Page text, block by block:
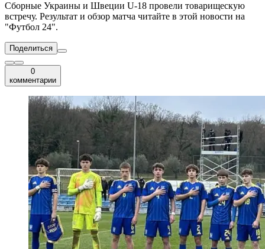
Сборные Украины и Швеции U-18 провели товарищескую
встречу. Результат и обзор матча читайте в этой новости на
"Футбол 24".
Поделиться
0
комментарии